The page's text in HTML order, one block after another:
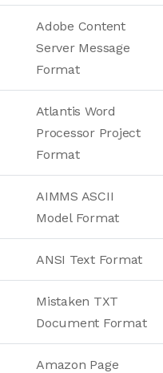
Adobe Content
Server Message
Format
Atlantis Word
Processor Project
Format
AIMMS ASCII
Model Format
ANSI Text Format
Mistaken TXT
Document Format
Amazon Page